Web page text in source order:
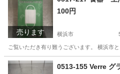
売ります
100円
横浜市
ご覧いただき有り難うございます。 横浜
神奈川 横浜市 リユー
0513-155 Verre グ